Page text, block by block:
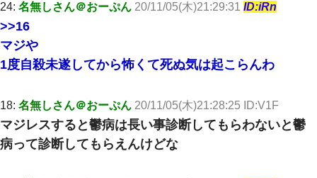
【報告者がキチ】嫁「妊娠した」俺『それじゃあ皆に祝ってもら
おう』友人達を家に連れ帰ってホームパーティー→俺『皆に祝え
てもらえて良かったな！』→
元夫の連れ子「俺の結婚式の時くらい、母親としての責任を果た
子供の頃、母の弟にイタズラされてて中学に入ってから関係を持
ってしまった。拒絶したら「全部バラしてやる」と脅迫されたの
で両親に全部話した。
24: 名無しさん＠おーぷん 20/11/05(木)21:29:31 ID:iRn
>>16
マジや
1度自殺未遂してから怖くて死ぬ気は起こらんわ
18: 名無しさん＠おーぷん 20/11/05(木)21:28:25 ID:V1F
マジレスすると鬱病は長い事診断してもらわないと鬱
病って診断してもらえんけどな